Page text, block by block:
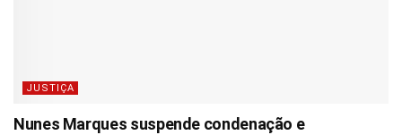
JUSTIÇA
Nunes Marques suspende condenação e